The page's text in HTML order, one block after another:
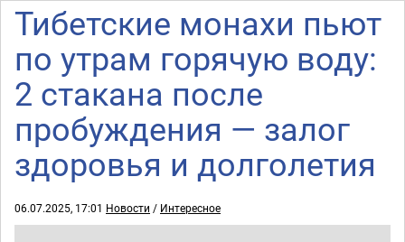
Тибетские монахи пьют
по утрам горячую воду:
2 стакана после
пробуждения — залог
здоровья и долголетия
06.07.2025, 17:01 Новости / Интересное